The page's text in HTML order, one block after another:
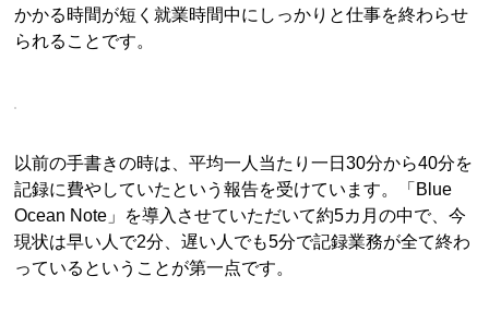
かかる時間が短く就業時間中にしっかりと仕事を終わらせ
られることです。
以前の手書きの時は、平均一人当たり一日30分から40分を
記録に費やしていたという報告を受けています。「Blue
Ocean Note」を導入させていただいて約5カ月の中で、今
現状は早い人で2分、遅い人でも5分で記録業務が全て終わ
っているということが第一点です。